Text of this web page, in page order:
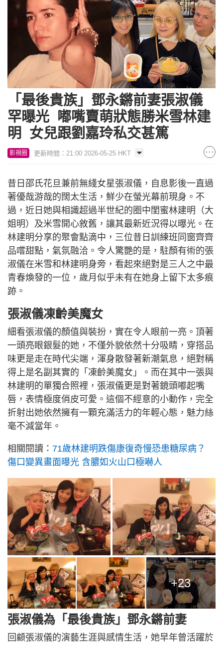
「最後貴族」鄧永鏘前妻張淑儀
罕曝光 嘟嘴賣萌狀態勝米雪林建
明 女兒跟劉嘉玲私交甚篤
影視圈 更新時間：21:00 2026-05-25 HKT
昔日邵氏花旦兼前無綫女星張淑儀，自息影後一直過
著優哉游哉的闊太生活，鮮少在螢光幕前現身。不
過，近日她與相識超過半世紀的圈中閨蜜林建明（大
姐明）及米雪開心敘舊，讓其最新近況得以曝光。在
林建明分享的聚會點滴中，三位昔日訓練班同窗齊齊
品嚐甜點，氣氛融洽。令人驚艷的是，駐顏有術的張
淑儀在米雪和林建明身旁，看起來絕對是三人之中最
青春煥發的一位，歲月似乎未有在她身上留下太多痕
跡。
張淑儀凍齡美魔女
細看張淑儀的顏值與裝扮，實在令人眼前一亮。頂著
一頭亮眼銀髮的她，不僅外貌依然十分吸睛，穿搭品
味更是走在時代尖端，渾身散發著新潮氣息，絕對稱
得上是名副其實的「凍齡美魔女」。而在其中一張與
林建明的單獨合照裡，張淑儀更是對著鏡頭嘟起嘴
唇，表情極度俏皮可愛。這個不經意的小動作，完全
折射出她依然擁有一顆充滿活力的年輕心態，魅力絲
毫不減當年。
相關閱讀： 71歲林建明跌傷康復奇慢恐患糖尿病？
傷口變異畫面曝光 含膿如火山口極嚇人
+23
張淑儀為「最後貴族」鄧永鏘前妻
回顧張淑儀的演藝生涯與感情生活，她早年曾活躍於